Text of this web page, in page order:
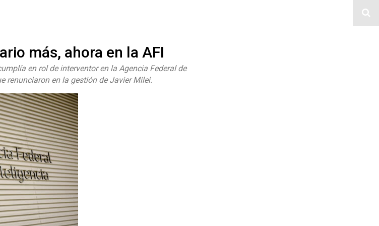
más, ahora en la AFI
en rol de interventor en la Agencia Federal de
renunciaron en la gestión de Javier Milei.